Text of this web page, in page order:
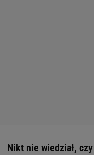
Nikt nie wiedział,